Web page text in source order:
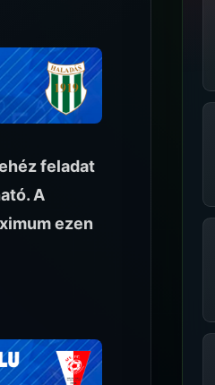
feladat
A
ezen